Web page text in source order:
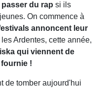
du rap si ils
On commence à
annoncent leur
Ardentes, cette année,
qui viennent de
!
de tomber aujourd'hui